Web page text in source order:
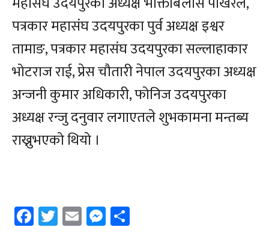
पत्रकार महासंघ उदयपुरका पुर्व अध्यक्ष इश्वर
तामाङ, पत्रकार महासंघ उदयपुरका सल्लाहाकार
भोटराज राई, प्रेस चौतारी नेपाल उदयपुरका अध्यक्ष
अन्जनी कुमार अधिकारी, फोनिज उदयपुरका
अध्यक्ष रन्जु दनुवार लगाएतले शुभकामना मन्तब्य
राख्नुभएको थियो ।
Facebook
Twitter
EmailMessenger